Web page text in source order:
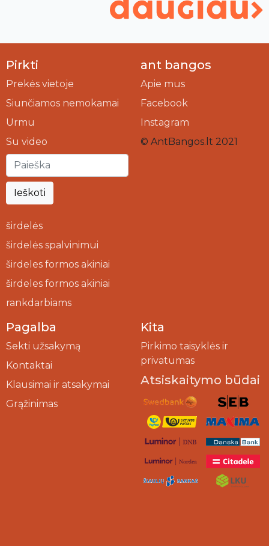
Pirkti
Prekės vietoje
Siunčiamos nemokamai
Urmu
Su video
Ieškoti
širdelės
širdelės spalvinimui
širdeles formos akiniai
širdeles formos akiniai
rankdarbiams
ant bangos
Apie mus
Facebook
Instagram
© AntBangos.lt 2021
Pagalba
Sekti užsakymą
Kontaktai
Klausimai ir atsakymai
Grąžinimas
Kita
Pirkimo taisyklės ir
privatumas
Atsiskaitymo būdai